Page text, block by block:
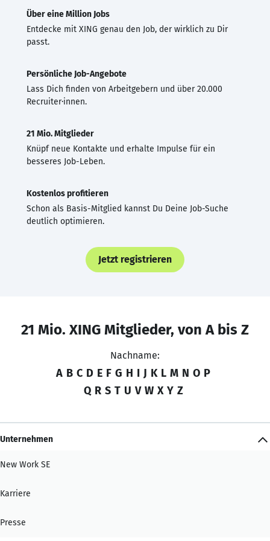
Über eine Million Jobs
Entdecke mit XING genau den Job, der wirklich zu Dir
passt.
Persönliche Job-Angebote
Lass Dich finden von Arbeitgebern und über 20.000
Recruiter·innen.
21 Mio. Mitglieder
Knüpf neue Kontakte und erhalte Impulse für ein
besseres Job-Leben.
Kostenlos profitieren
Schon als Basis-Mitglied kannst Du Deine Job-Suche
deutlich optimieren.
Jetzt registrieren
21 Mio. XING Mitglieder, von A bis Z
Nachname:
A B C D E F G H I J K L M N O P
Q R S T U V W X Y Z
Unternehmen
New Work SE
Karriere
Presse